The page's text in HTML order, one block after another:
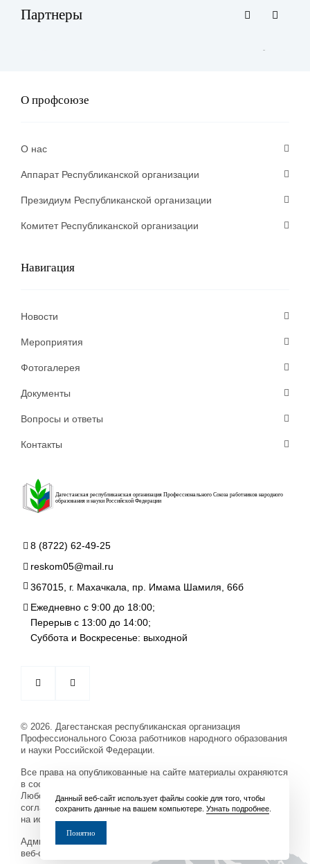
Партнеры
Дагестанская республиканская организация Профессионального Союза работников народного
образования и науки Российской Федерации
8 (8722) 62-49-25
reskom05@mail.ru
367015, г. Махачкала, пр. Имама Шамиля, 66б
Ежедневно с 9:00 до 18:00;
Перерыв с 13:00 до 14:00;
Суббота и Воскресенье: выходной
О профсоюзе
О нас
Аппарат Республиканской организации
Президиум Республиканской организации
Комитет Республиканской организации
Навигация
Новости
Мероприятия
Фотогалерея
Документы
Вопросы и ответы
Контакты
© 2026. Дагестанская республиканская организация
Профессионального Союза работников народного образования
и науки Российской Федерации.
Все права на опубликованные на сайте материалы охраняются
в соответствии с законодательством Российской Федерации.
Любое использование материалов допускается только по
согласованию с их авторами с обязательной активной ссылкой
на источник.
Администрация сайта не несёт ответственности за содержание
веб-сайтов, на которые даны ссылки.
Данный веб-сайт использует файлы cookie для того, чтобы
сохранить данные на вашем компьютере. Узнать подробнее
Понятно